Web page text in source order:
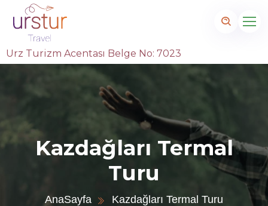
Urz Turizm Acentası Belge No: 7023
Kazdağları Termal
Turu
AnaSayfa Kazdağları Termal Turu